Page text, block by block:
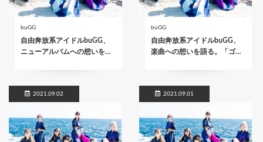
buGG
自由奔放系アイドルbuGG、
ニューアルバムへの想いを…
buGG
自由奔放系アイドルbuGG、
楽曲への想いを語る。「ゴ…
2021.09.02 2021.09.01